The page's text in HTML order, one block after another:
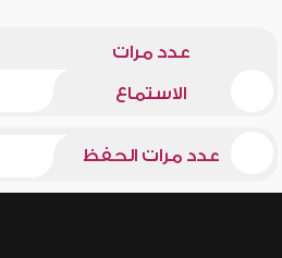
عدد مرات
الاستماع
عدد مرات الحفظ